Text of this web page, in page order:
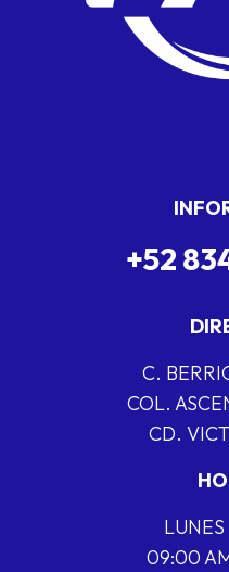
+52
C.
COL.
CD.
09:00